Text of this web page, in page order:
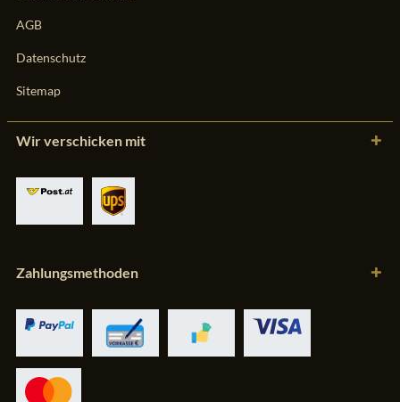
AGB
Datenschutz
Sitemap
Wir verschicken mit
Zahlungsmethoden